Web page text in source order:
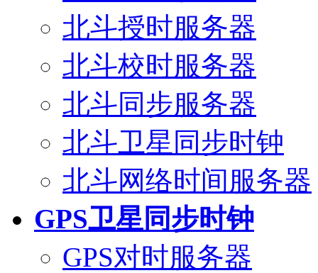
北斗授时服务器
北斗校时服务器
北斗同步服务器
北斗卫星同步时钟
北斗网络时间服务器
GPS卫星同步时钟
GPS对时服务器